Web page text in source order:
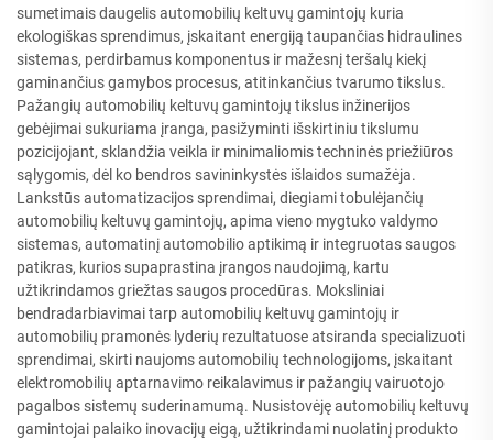
sumetimais daugelis automobilių keltuvų gamintojų kuria
ekologiškas sprendimus, įskaitant energiją taupančias hidraulines
sistemas, perdirbamus komponentus ir mažesnį teršalų kiekį
gaminančius gamybos procesus, atitinkančius tvarumo tikslus.
Pažangių automobilių keltuvų gamintojų tikslus inžinerijos
gebėjimai sukuriama įranga, pasižyminti išskirtiniu tikslumu
pozicijojant, sklandžia veikla ir minimaliomis techninės priežiūros
sąlygomis, dėl ko bendros savininkystės išlaidos sumažėja.
Lankstūs automatizacijos sprendimai, diegiami tobulėjančių
automobilių keltuvų gamintojų, apima vieno mygtuko valdymo
sistemas, automatinį automobilio aptikimą ir integruotas saugos
patikras, kurios supaprastina įrangos naudojimą, kartu
užtikrindamos griežtas saugos procedūras. Moksliniai
bendradarbiavimai tarp automobilių keltuvų gamintojų ir
automobilių pramonės lyderių rezultatuose atsiranda specializuoti
sprendimai, skirti naujoms automobilių technologijoms, įskaitant
elektromobilių aptarnavimo reikalavimus ir pažangių vairuotojo
pagalbos sistemų suderinamumą. Nusistovėję automobilių keltuvų
gamintojai palaiko inovacijų eigą, užtikrindami nuolatinį produkto